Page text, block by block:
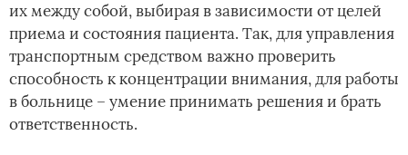
их между собой, выбирая в зависимости от целей
приема и состояния пациента. Так, для управления
транспортным средством важно проверить
способность к концентрации внимания, для работы
в больнице – умение принимать решения и брать
ответственность.